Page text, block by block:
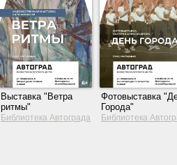
Выставка "Ветра
ритмы"
Библиотека Автограда
Фотовыставка
Города"
Библиотека